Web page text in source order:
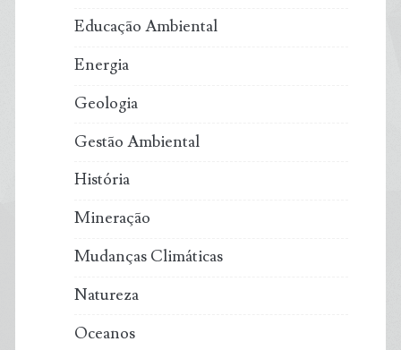
Educação Ambiental
Energia
Geologia
Gestão Ambiental
História
Mineração
Mudanças Climáticas
Natureza
Oceanos